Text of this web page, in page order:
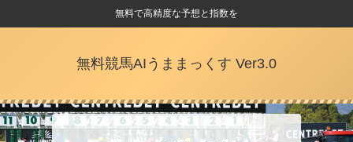
無料で高精度な予想と指数を
無料競馬AIうままっくす Ver3.0